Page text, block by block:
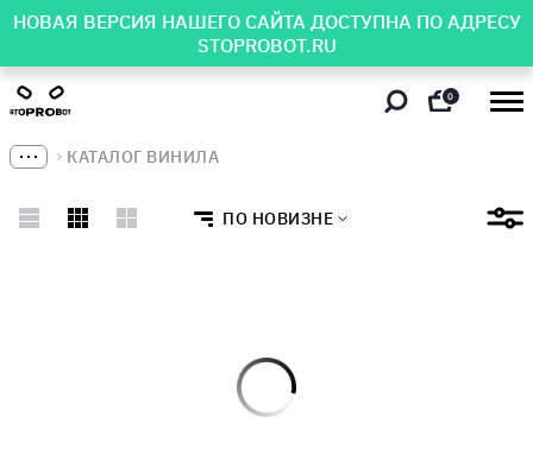
НОВАЯ ВЕРСИЯ НАШЕГО САЙТА ДОСТУПНА ПО АДРЕСУ
STOPROBOT.RU
0
КАТАЛОГ ВИНИЛА
ПО НОВИЗНЕ